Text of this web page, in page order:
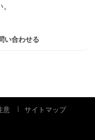
い合わせる
意 サイトマップ